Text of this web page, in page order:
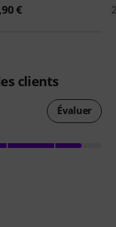
€
clients
Évaluer